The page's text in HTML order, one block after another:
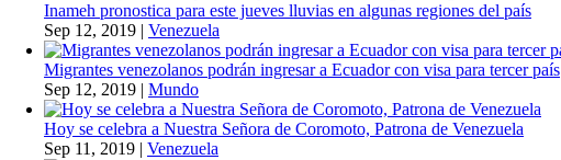
Inameh pronostica para este jueves lluvias en algunas regiones del país
Sep 12, 2019 | Venezuela
Migrantes venezolanos podrán ingresar a Ecuador con visa para tercer país
Sep 12, 2019 | Mundo
Hoy se celebra a Nuestra Señora de Coromoto, Patrona de Venezuela
Sep 11, 2019 | Venezuela